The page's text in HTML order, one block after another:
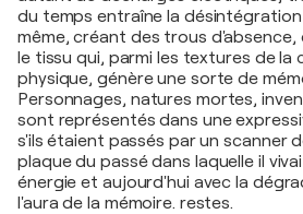
du temps entraîne la
même, créant des trous d'absence,
le tissu qui, parmi les textures de la
physique, génère une sorte de
Personnages, natures mortes,
sont représentés dans une
s'ils étaient passés par un scanner
plaque du passé dans laquelle il
énergie et aujourd'hui avec la
l'aura de la mémoire. restes.